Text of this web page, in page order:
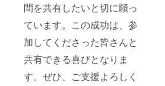
間を共有したいと切に願っ
ています。この成功は、参
加してくださった皆さんと
共有できる喜びとなりま
す。ぜひ、ご支援よろしく